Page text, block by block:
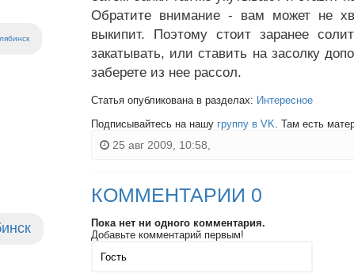
Обратите внимание - вам может не
выкипит. Поэтому стоит заранее
закатывать, или ставить на засолку
заберете из нее рассол.
Статья опубликована в разделах: Интересное
Подписывайтесь на нашу группу в VK. Там есть
25 авг 2009, 10:58,
КОММЕНТАРИИ 0
Пока нет ни одного комментария.
Добавьте комментарий первым!